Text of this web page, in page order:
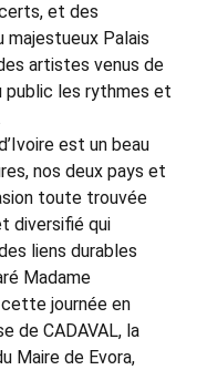
et des
majestueux Palais
artistes venus de
public les rythmes et
est un beau
nos deux pays et
toute trouvée
diversifié qui
liens durables
Madame
cette journée en
de CADAVAL, la
Maire de Evora,